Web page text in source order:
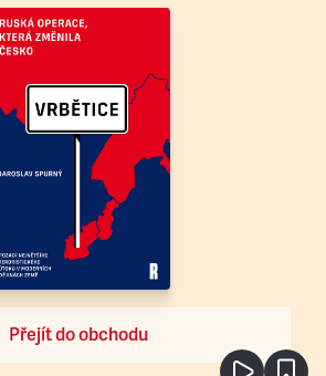
Přejít do obchodu